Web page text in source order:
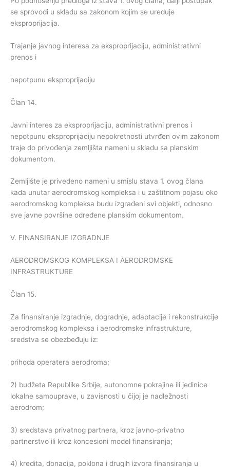
se sprovodi u skladu sa zakonom kojim se uređuje
eksproprijacija.
Trajanje javnog interesa za eksproprijaciju, administrativni
prenos i
nepotpunu eksproprijaciju
Član 14.
Javni interes za eksproprijaciju, administrativni prenos i
nepotpunu eksproprijaciju nepokretnosti utvrđen ovim zakonom
traje do privođenja zemljišta nameni u skladu sa planskim
dokumentom.
Zemljište je privedeno nameni u smislu stava 1. ovog člana
kada unutar aerodromskog kompleksa i u zaštitnom pojasu oko
aerodromskog kompleksa budu izgrađeni svi objekti, odnosno
sve javne površine određene planskim dokumentom.
V. FINANSIRANJE IZGRADNJE
AERODROMSKOG KOMPLEKSA I AERODROMSKE
INFRASTRUKTURE
Član 15.
Za finansiranje izgradnje, dogradnje, adaptacije i rekonstrukcije
aerodromskog kompleksa i aerodromske infrastrukture,
sredstva se obezbeđuju iz:
prihoda operatera aerodroma;
2) budžeta Republike Srbije, autonomne pokrajine ili jedinice
lokalne samouprave, u zavisnosti u čijoj je nadležnosti
aerodrom;
3) sredstava privatnog partnera, kroz javno-privatno
partnerstvo ili kroz koncesioni model finansiranja;
4) kredita, donacija, poklona i drugih izvora finansiranja u